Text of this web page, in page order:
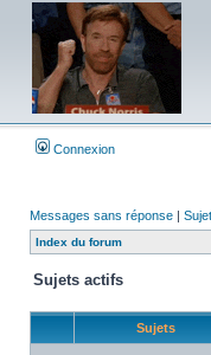
Connexion
Messages sans réponse |
Index du forum
Sujets actifs
Sujets